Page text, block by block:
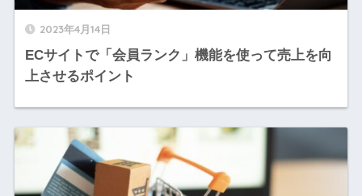
2023年4月14日
ECサイトで「会員ランク」機能を使って売上を向
上させるポイント